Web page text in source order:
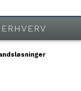
ERHVERV